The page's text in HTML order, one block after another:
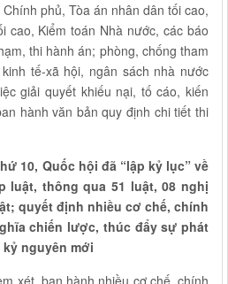
phủ, Tòa án nhân dân tối cao,
cao, Kiểm toán Nhà nước, các báo
thi hành án; phòng, chống tham
tế-xã hội, ngân sách nhà nước
giải quyết khiếu nại, tố cáo, kiến
hành văn bản quy định chi tiết thi
10, Quốc hội đã “lập kỷ lục” về
luật, thông qua 51 luật, 08 nghị
quyết định nhiều cơ chế, chính
chiến lược, thúc đẩy sự phát
nguyên mới